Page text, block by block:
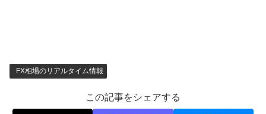
FX相場のリアルタイム情報
この記事をシェアする